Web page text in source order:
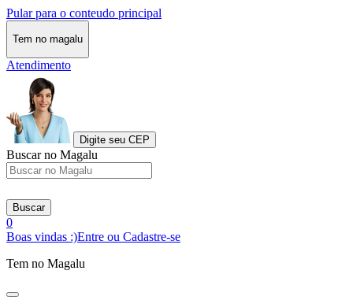
Pular para o conteudo principal
Tem no magalu
Atendimento
Digite seu CEP
Buscar no Magalu
Buscar
0
Boas vindas :)Entre ou Cadastre-se
Tem no Magalu